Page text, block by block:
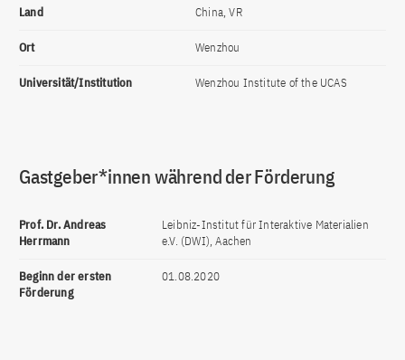
Land China, VR
Ort Wenzhou
Universität/Institution Wenzhou Institute of the UCAS
Gastgeber*innen während der Förderung
Prof. Dr. Andreas
Herrmann
Leibniz-Institut für Interaktive Materialien
e.V. (DWI), Aachen
Beginn der ersten
Förderung
01.08.2020